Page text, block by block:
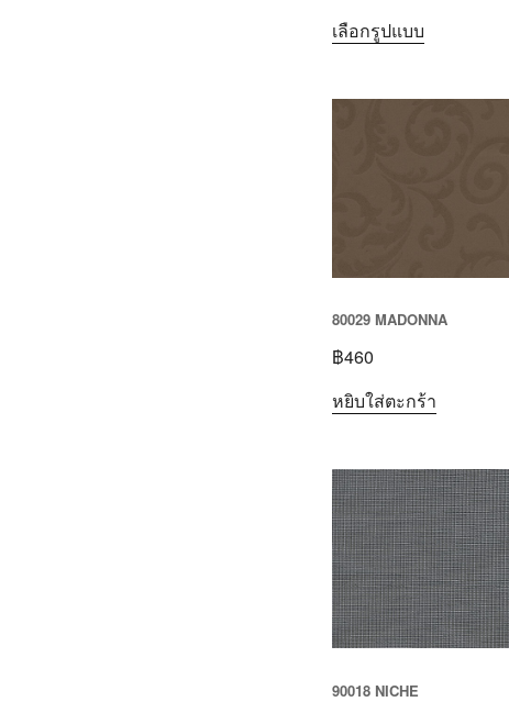
เลือกรูปแบบ
80029 MADONNA
฿460
หยิบใส่ตะกร้า
90018 NICHE